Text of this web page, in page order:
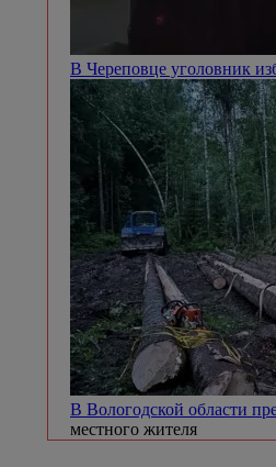
В Череповце уголовник
В Вологодской области
местного жителя